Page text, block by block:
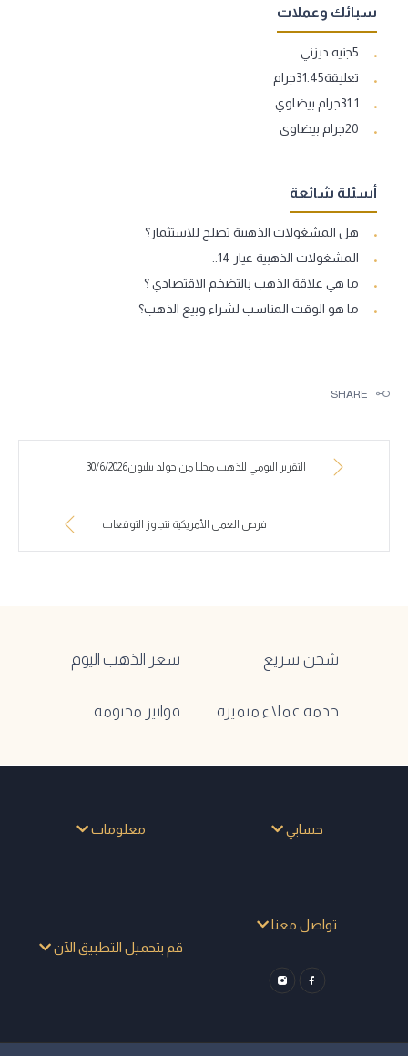
سبائك وعملات
5جنيه ديزني
تعليقة31.45جرام
31.1جرام بيضاوي
20جرام بيضاوي
أسئلة شائعة
هل المشغولات الذهبية تصلح للاستثمار؟
المشغولات الذهبية عيار 14..
ما هي علاقة الذهب بالتضخم الاقتصادي ؟
ما هو الوقت المناسب لشراء وبيع الذهب؟
SHARE
التقرير اليومي للذهب محليا من جولد بيليون30/6/2026
فرص العمل الأمريكية تتجاوز التوقعات
شحن سريع سعر الذهب اليوم
خدمة عملاء متميزة فواتير مختومة
حسابي معلومات
تواصل معنا
قم بتحميل التطبيق الآن